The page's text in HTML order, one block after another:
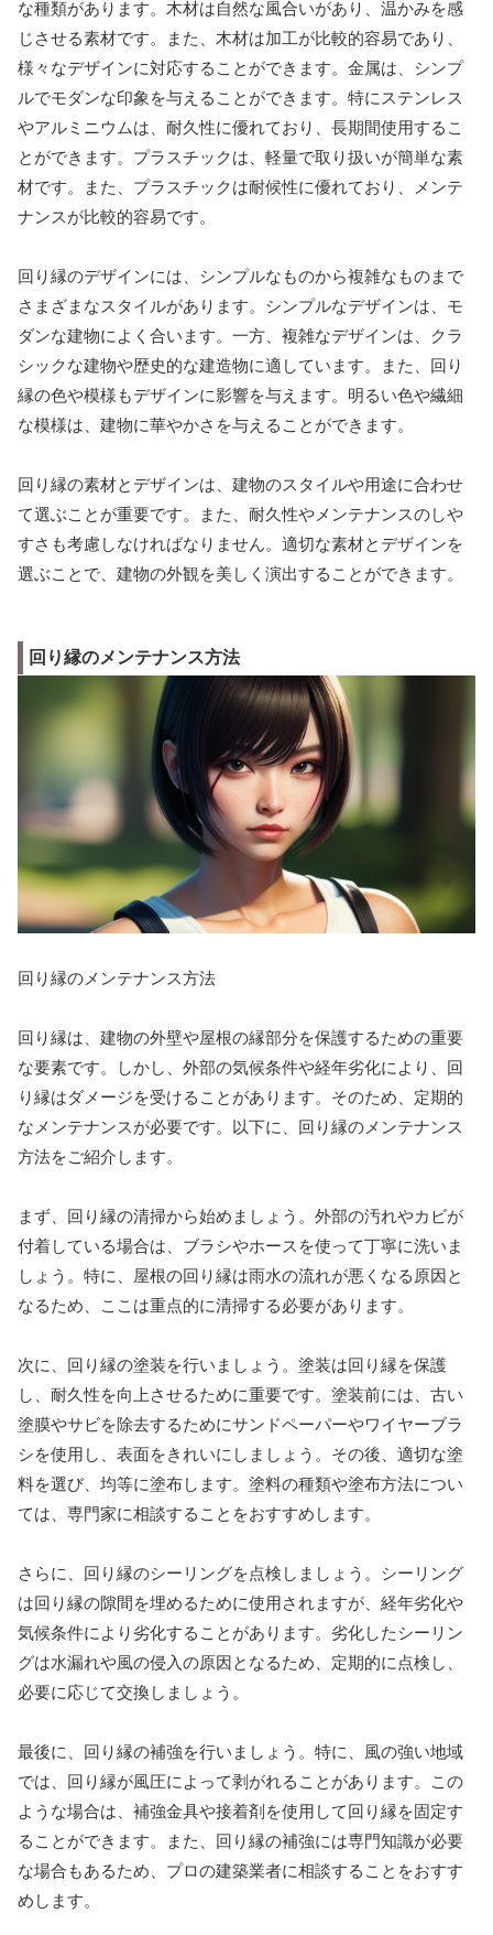
な種類があります。木材は自然な風合いがあり、温かみを感
じさせる素材です。また、木材は加工が比較的容易であり、
様々なデザインに対応することができます。金属は、シンプ
ルでモダンな印象を与えることができます。特にステンレス
やアルミニウムは、耐久性に優れており、長期間使用するこ
とができます。プラスチックは、軽量で取り扱いが簡単な素
材です。また、プラスチックは耐候性に優れており、メンテ
ナンスが比較的容易です。
回り縁のデザインには、シンプルなものから複雑なものまで
さまざまなスタイルがあります。シンプルなデザインは、モ
ダンな建物によく合います。一方、複雑なデザインは、クラ
シックな建物や歴史的な建造物に適しています。また、回り
縁の色や模様もデザインに影響を与えます。明るい色や繊細
な模様は、建物に華やかさを与えることができます。
回り縁の素材とデザインは、建物のスタイルや用途に合わせ
て選ぶことが重要です。また、耐久性やメンテナンスのしや
すさも考慮しなければなりません。適切な素材とデザインを
選ぶことで、建物の外観を美しく演出することができます。
回り縁のメンテナンス方法
回り縁のメンテナンス方法
回り縁は、建物の外壁や屋根の縁部分を保護するための重要
な要素です。しかし、外部の気候条件や経年劣化により、回
り縁はダメージを受けることがあります。そのため、定期的
なメンテナンスが必要です。以下に、回り縁のメンテナンス
方法をご紹介します。
まず、回り縁の清掃から始めましょう。外部の汚れやカビが
付着している場合は、ブラシやホースを使って丁寧に洗いま
しょう。特に、屋根の回り縁は雨水の流れが悪くなる原因と
なるため、ここは重点的に清掃する必要があります。
次に、回り縁の塗装を行いましょう。塗装は回り縁を保護
し、耐久性を向上させるために重要です。塗装前には、古い
塗膜やサビを除去するためにサンドペーパーやワイヤーブラ
シを使用し、表面をきれいにしましょう。その後、適切な塗
料を選び、均等に塗布します。塗料の種類や塗布方法につい
ては、専門家に相談することをおすすめします。
さらに、回り縁のシーリングを点検しましょう。シーリング
は回り縁の隙間を埋めるために使用されますが、経年劣化や
気候条件により劣化することがあります。劣化したシーリン
グは水漏れや風の侵入の原因となるため、定期的に点検し、
必要に応じて交換しましょう。
最後に、回り縁の補強を行いましょう。特に、風の強い地域
では、回り縁が風圧によって剥がれることがあります。この
ような場合は、補強金具や接着剤を使用して回り縁を固定す
ることができます。また、回り縁の補強には専門知識が必要
な場合もあるため、プロの建築業者に相談することをおすす
めします。